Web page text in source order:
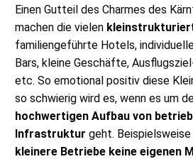
Einen Gutteil des Charmes des
machen die vielen
familiengeführte Hotels,
Bars, kleine Geschäfte,
etc. So emotional positiv diese
so schwierig wird es, wenn es um
hochwertigen Aufbau von
Infrastruktur geht.
kleinere Betriebe keine eigenen